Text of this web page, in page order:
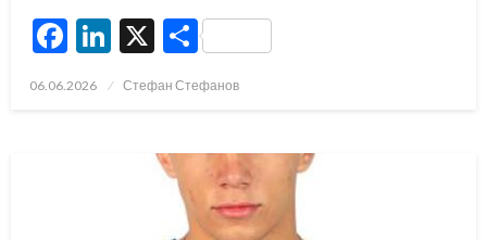
Facebook
LinkedIn
X Share
Posted
06.06.2026 Стефан Стефанов